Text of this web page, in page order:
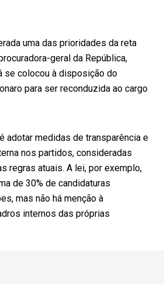
uma das prioridades da reta
geral da República,
se colocou à disposição do
para ser reconduzida ao cargo
adotar medidas de transparência e
nos partidos, consideradas
regras atuais. A lei, por exemplo,
de 30% de candidaturas
mas não há menção à
internos das próprias